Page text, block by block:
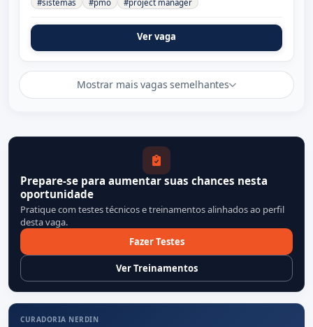
#sistemas #pmo #project manager
Ver vaga
Mostrar mais vagas semelhantes
Prepare-se para aumentar suas chances nesta
oportunidade
Pratique com testes técnicos e treinamentos alinhados ao perfil
desta vaga.
Fazer Testes
Ver Treinamentos
CURADORIA NERDIN